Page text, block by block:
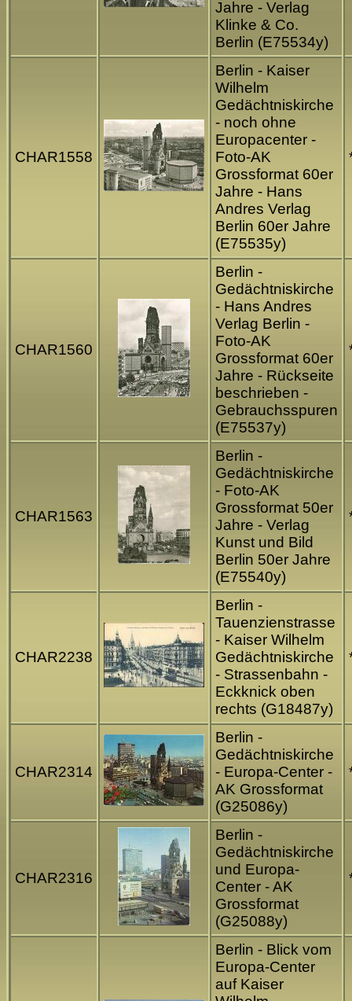
Jahre - Verlag
Klinke & Co.
Berlin (E75534y)
CHAR1558
Berlin - Kaiser
Wilhelm
Gedächtniskirche
- noch ohne
Europacenter -
Foto-AK
Grossformat 60er
Jahre - Hans
Andres Verlag
Berlin 60er Jahre
(E75535y)
CHAR1560
Berlin -
Gedächtniskirche
- Hans Andres
Verlag Berlin -
Foto-AK
Grossformat 60er
Jahre - Rückseite
beschrieben -
Gebrauchsspuren
(E75537y)
CHAR1563
Berlin -
Gedächtniskirche
- Foto-AK
Grossformat 50er
Jahre - Verlag
Kunst und Bild
Berlin 50er Jahre
(E75540y)
CHAR2238
Berlin -
Tauenzienstrasse
- Kaiser Wilhelm
Gedächtniskirche
- Strassenbahn -
Eckknick oben
rechts (G18487y)
CHAR2314
Berlin -
Gedächtniskirche
- Europa-Center -
AK Grossformat
(G25086y)
CHAR2316
Berlin -
Gedächtniskirche
und Europa-
Center - AK
Grossformat
(G25088y)
Berlin - Blick vom
Europa-Center
auf Kaiser